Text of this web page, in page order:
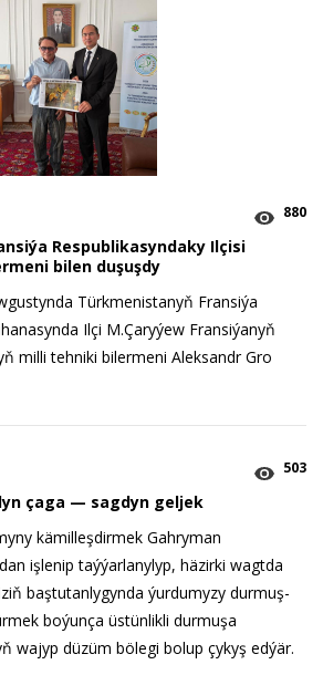
880
Respublikasyndaky Ilçisi
bilen duşuşdy
Türkmenistanyň Fransiýa
Ilçi M.Çaryýew Fransiýanyň
milli tehniki bilermeni Aleksandr Gro
503
çaga — sagdyn geljek
kämilleşdirmek Gahryman
işlenip taýýarlanylyp, häzirki wagtda
baştutanlygynda ýurdumyzy durmuş-
boýunça üstünlikli durmuşa
wajyp düzüm bölegi bolup çykyş edýär.